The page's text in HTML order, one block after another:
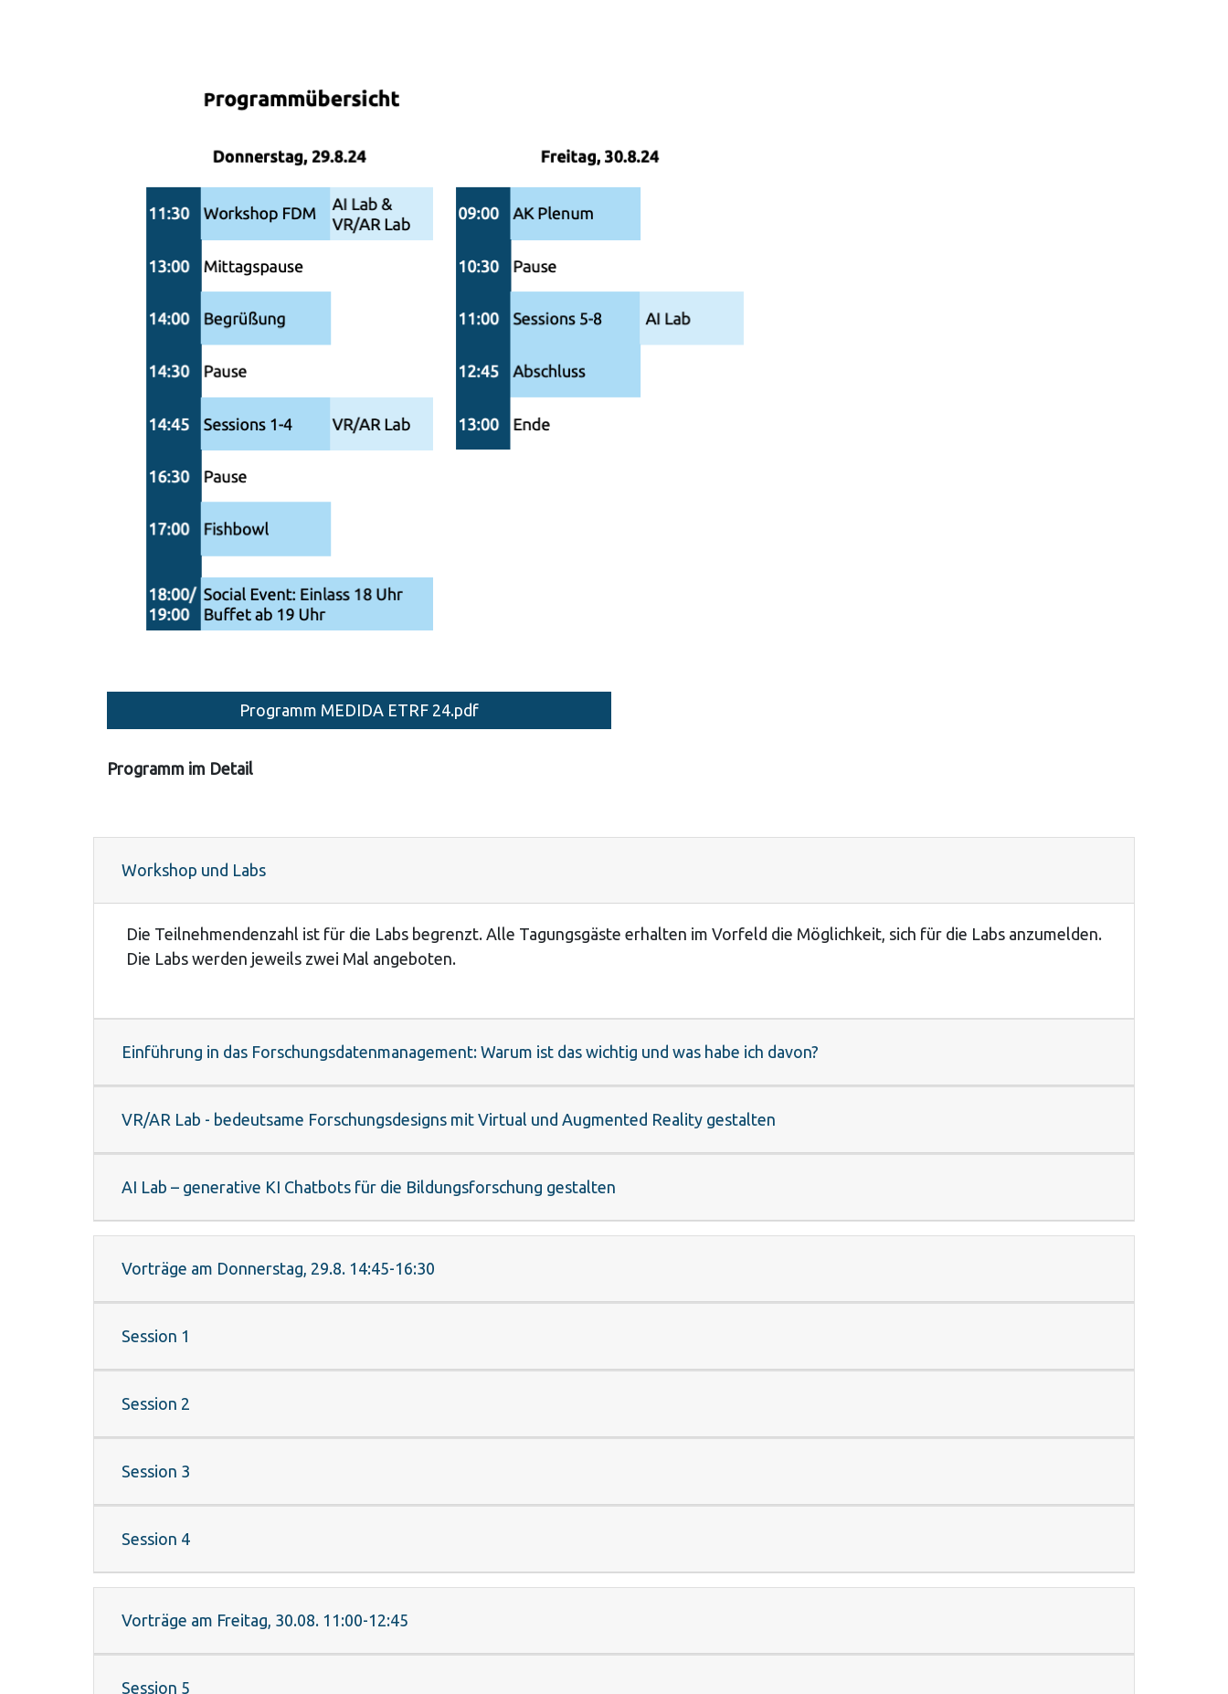
Programm MEDIDA ETRF 24.pdf
Programm im Detail
Workshop und Labs
Die Teilnehmendenzahl ist für die Labs begrenzt. Alle Tagungsgäste erhalten im Vorfeld die Möglichkeit, sich für die Labs anzumelden.
Die Labs werden jeweils zwei Mal angeboten.
Einführung in das Forschungsdatenmanagement: Warum ist das wichtig und was habe ich davon?
VR/AR Lab - bedeutsame Forschungsdesigns mit Virtual und Augmented Reality gestalten
AI Lab – generative KI Chatbots für die Bildungsforschung gestalten
Vorträge am Donnerstag, 29.8. 14:45-16:30
Session 1
Session 2
Session 3
Session 4
Vorträge am Freitag, 30.08. 11:00-12:45
Session 5